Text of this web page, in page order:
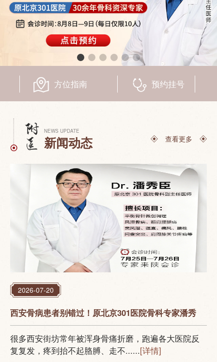
视频中心
健康宣教
方位指南
预约挂号
NEWS UPDATE
新闻动态 查看更多
2026-07-20
西安骨病患者别错过！原北京301医院骨科专家潘秀
很多西安街坊常年被浑身骨痛折磨，跑遍各大医院反
复复发，疼到抬不起胳膊、走不......[详情]